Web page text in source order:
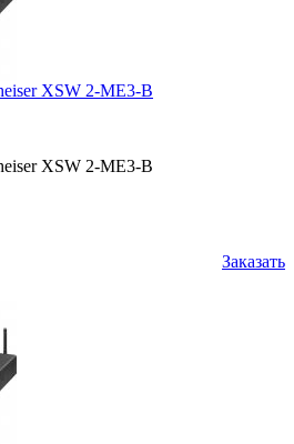
XSW 2-ME3-B
XSW 2-ME3-B
Заказать